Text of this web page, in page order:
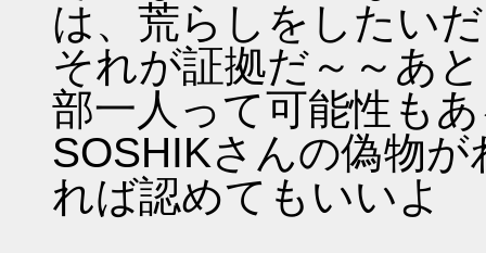
は、荒らしをしたい
それが証拠だ～～あ
部一人って可能性も
SOSHIKさんの偽物
れば認めてもいいよ